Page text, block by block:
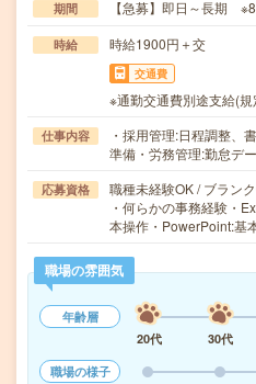
期間 【急募】即日～長期 ※8
時給 時給1900円＋交
交通費
※通勤交通費別途支給(規
仕事内容
・採用管理:日程調整、
準備・労務管理:勤怠デ
応募資格
職種未経験OK / ブラン
・何らかの事務経験・
本操作・PowerPoint:基
職場の雰囲気
年齢層
20代
30代
職場の様子